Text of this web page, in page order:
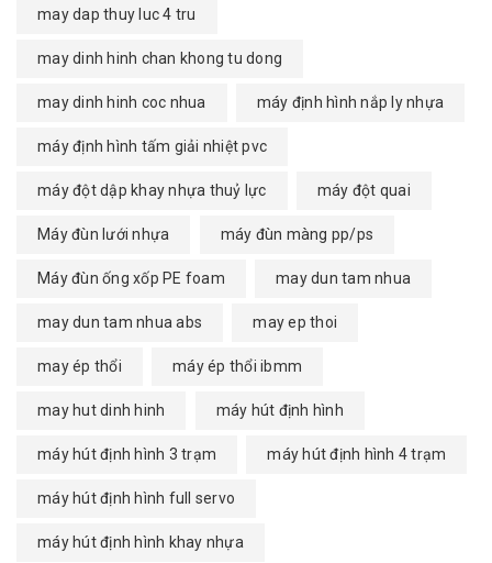
may dap thuy luc 4 tru
may dinh hinh chan khong tu dong
may dinh hinh coc nhua máy định hình nắp ly nhựa
máy định hình tấm giải nhiệt pvc
máy đột dập khay nhựa thuỷ lực máy đột quai
Máy đùn lưới nhựa máy đùn màng pp/ps
Máy đùn ống xốp PE foam may dun tam nhua
may dun tam nhua abs may ep thoi
may ép thổi máy ép thổi ibmm
may hut dinh hinh máy hút định hình
máy hút định hình 3 trạm máy hút định hình 4 trạm
máy hút định hình full servo
máy hút định hình khay nhựa